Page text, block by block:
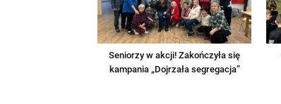
Seniorzy w akcji! Zakończyła się
kampania „Dojrzała segregacja”